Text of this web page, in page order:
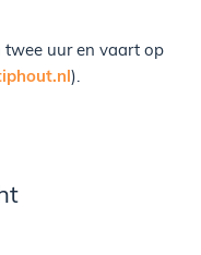
twee uur en vaart op
).